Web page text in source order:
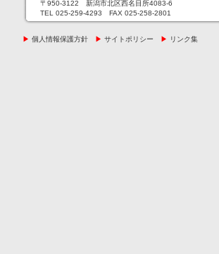
〒950-3122 新潟市北区西名目所4083-6
TEL 025-259-4293 FAX 025-258-2801
▶ 個人情報保護方針 ▶ サイトポリシー ▶ リンク集